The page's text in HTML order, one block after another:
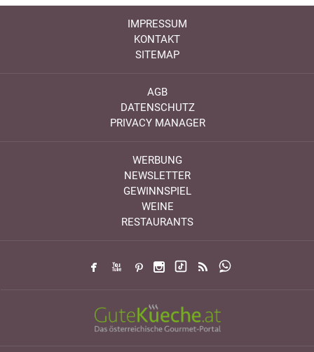
IMPRESSUM
KONTAKT
SITEMAP
AGB
DATENSCHUTZ
PRIVACY MANAGER
WERBUNG
NEWSLETTER
GEWINNSPIEL
WEINE
RESTAURANTS